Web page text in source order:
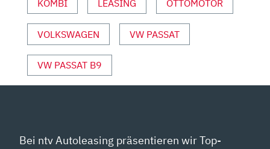
ANZEIGEN
KOMBI LEASING OTTOMOTOR
VOLKSWAGEN VW PASSAT
VW PASSAT B9
Bei ntv Autoleasing präsentieren wir Top-